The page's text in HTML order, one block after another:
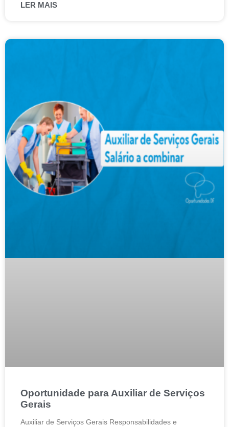
LER MAIS
Oportunidade para Auxiliar de Serviços
Gerais
Auxiliar de Serviços Gerais Responsabilidades e